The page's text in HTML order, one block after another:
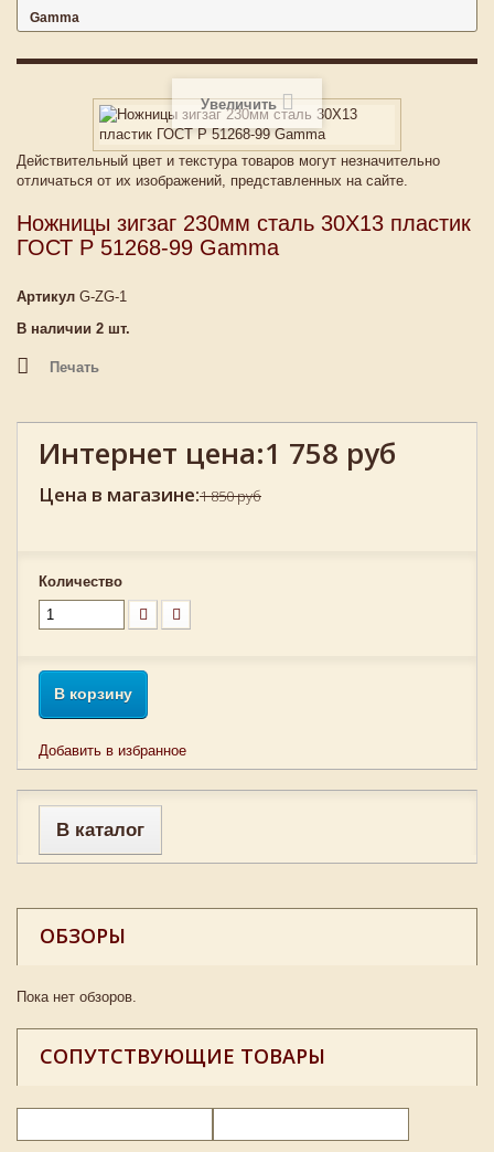
Gamma
Увеличить
Действительный цвет и текстура товаров могут незначительно
отличаться от их изображений, представленных на сайте.
Ножницы зигзаг 230мм сталь 30Х13 пластик
ГОСТ Р 51268-99 Gamma
Артикул G-ZG-1
В наличии 2 шт.
Печать
Интернет цена:1 758 руб
Цена в магазине:1 850 руб
Количество
В корзину
Добавить в избранное
В каталог
ОБЗОРЫ
Пока нет обзоров.
СОПУТСТВУЮЩИЕ ТОВАРЫ